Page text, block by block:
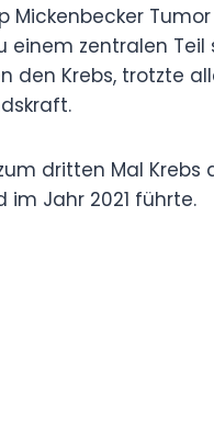
Mickenbecker
zentralen Teil
den Krebs, trotzte
dritten Mal Krebs
im Jahr 2021 führte.